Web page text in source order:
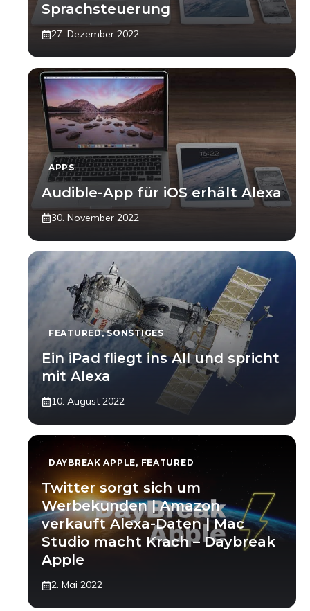
Sprachsteuerung
27. Dezember 2022
APPS
Audible-App für iOS erhält Alexa
30. November 2022
FEATURED,SONSTIGES
Ein iPad fliegt ins All und spricht
mit Alexa
10. August 2022
DAYBREAK APPLE, FEATURED
Twitter sorgt sich um
Werbekunden | Amazon
verkauft Alexa-Daten | Mac
Studio macht Krach – Daybreak
Apple
2. Mai 2022